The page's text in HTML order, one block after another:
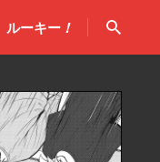
ルーキー！ 検索